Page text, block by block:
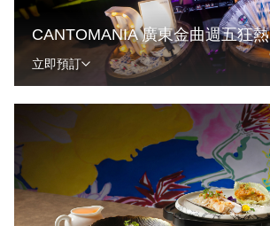
CANTOMANIA 廣東金曲週五狂熱
立即預訂